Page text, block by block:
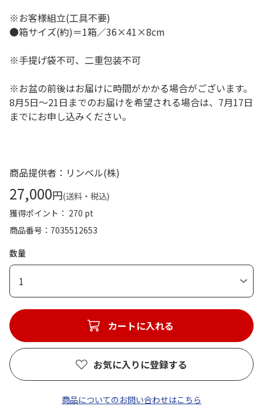
※お客様組立(工具不要)
●箱サイズ(約)＝1箱／36×41×8cm
※手提げ袋不可、二重包装不可
※お盆の前後はお届けに時間がかかる場合がございます。
8月5日～21日までのお届けを希望される場合は、7月17日
までにお申し込みください。
商品提供者：リンベル(株)
27,000円(送料・税込)
獲得ポイント： 270 pt
商品番号
7035512653
数量
1
カートに入れる
お気に入りに登録する
商品についてのお問い合わせはこちら